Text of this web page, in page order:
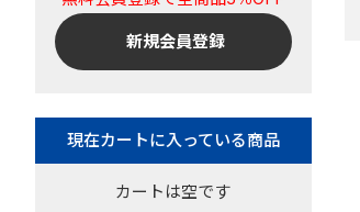
新規会員登録
カートは空です